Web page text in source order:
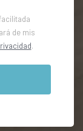
de mis
.